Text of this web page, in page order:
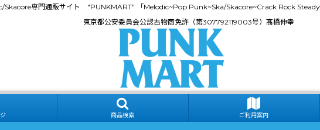
Skacore専門通販サイト "PUNKMART" 「Melodic~Pop Punk~Ska/Skacore~Crack Rock Steady
東京都公安委員会公認古物商免許（第307792119003号）髙橋伸幸
商品検索 ご利用案内